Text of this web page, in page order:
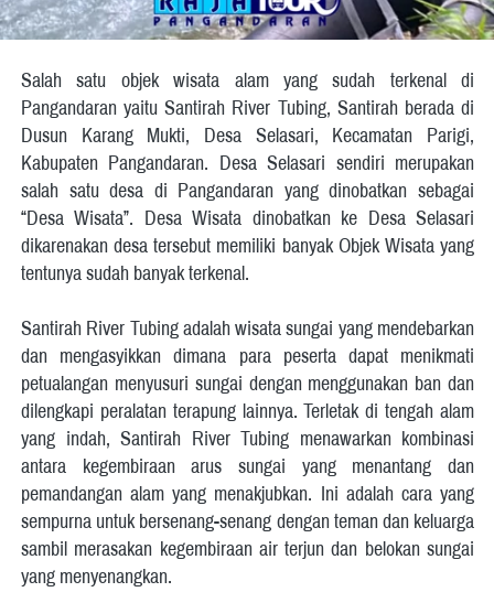
Salah satu objek wisata alam yang sudah terkenal di
Pangandaran yaitu Santirah River Tubing, Santirah berada di
Dusun Karang Mukti, Desa Selasari, Kecamatan Parigi,
Kabupaten Pangandaran. Desa Selasari sendiri merupakan
salah satu desa di Pangandaran yang dinobatkan sebagai
“Desa Wisata”. Desa Wisata dinobatkan ke Desa Selasari
dikarenakan desa tersebut memiliki banyak Objek Wisata yang
tentunya sudah banyak terkenal.
Santirah River Tubing adalah wisata sungai yang mendebarkan
dan mengasyikkan dimana para peserta dapat menikmati
petualangan menyusuri sungai dengan menggunakan ban dan
dilengkapi peralatan terapung lainnya. Terletak di tengah alam
yang indah, Santirah River Tubing menawarkan kombinasi
antara kegembiraan arus sungai yang menantang dan
pemandangan alam yang menakjubkan. Ini adalah cara yang
sempurna untuk bersenang-senang dengan teman dan keluarga
sambil merasakan kegembiraan air terjun dan belokan sungai
yang menyenangkan.